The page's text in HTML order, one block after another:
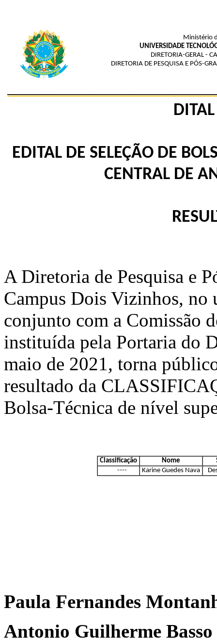
Ministério
UNIVERSIDADE
DIRETORIA-GERAL -
DIRETORIA DE PESQUISA E PÓS-
EDITAL DE SELEÇÃO DE
CENTRAL DE
A Diretoria de Pesquisa e
Campus Dois Vizinhos, no
conjunto com a Comissão
instituída pela Portaria do
maio de 2021, torna
resultado da
Bolsa-Técnica de nível
Classificação Nome
----
Karine Guedes Nava
Paula Fernandes
Antonio Guilherme